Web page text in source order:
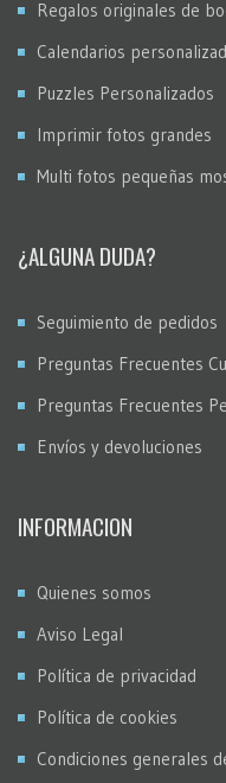
Regalos originales de
Calendarios
Puzzles Personalizados
Imprimir fotos grandes
Multi fotos pequeñas
¿ALGUNA DUDA?
Seguimiento de pedidos
Preguntas Frecuentes
Preguntas Frecuentes
Envíos y devoluciones
INFORMACION
Quienes somos
Aviso Legal
Política de privacidad
Política de cookies
Condiciones generales